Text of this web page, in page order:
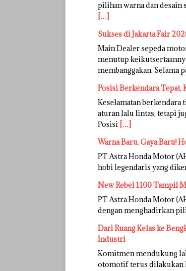
pilihan warna dan desain
[…]
Sukses di Jakarta Fair
Main Dealer sepeda
menutup
membanggakan. Selama
Posisi Berkendara
Keselamatan berkendara
aturan lalu lintas, tetapi
Posisi […]
Warna Baru, Gaya Baru!
PT Astra Honda Motor
hobi legendaris yang
New Rebel 1100 Tampil
PT Astra Honda Motor
dengan menghadirkan
Dari Ruang Kelas ke
Industri
Komitmen mendukung
otomotif terus dilakukan